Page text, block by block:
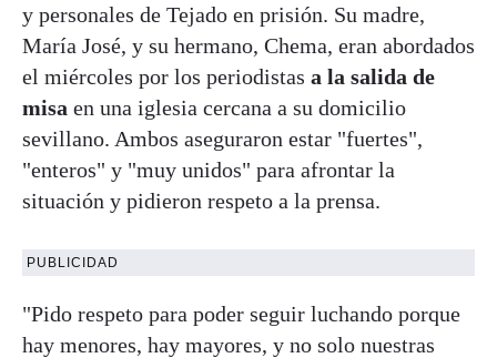
y personales de Tejado en prisión. Su madre,
María José, y su hermano, Chema, eran abordados
el miércoles por los periodistas a la salida de
misa en una iglesia cercana a su domicilio
sevillano. Ambos aseguraron estar "fuertes",
"enteros" y "muy unidos" para afrontar la
situación y pidieron respeto a la prensa.
PUBLICIDAD
"Pido respeto para poder seguir luchando porque
hay menores, hay mayores, y no solo nuestras